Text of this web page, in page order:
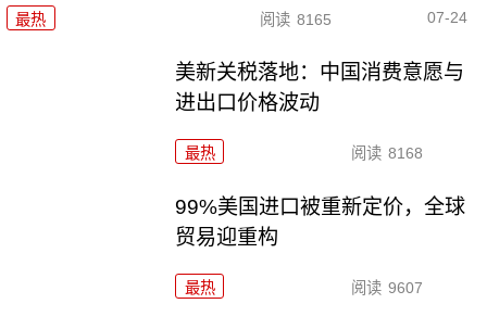
最热 阅读 8165 07-24
美新关税落地：中国消费意愿与
进出口价格波动
最热 阅读 8168
99%美国进口被重新定价，全球
贸易迎重构
最热 阅读 9607